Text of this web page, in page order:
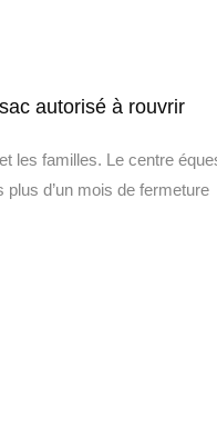
autorisé à rouvrir
les familles. Le centre
d’un mois de fermeture